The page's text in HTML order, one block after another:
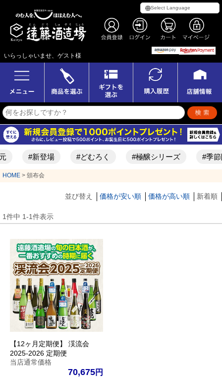
いらっしゃいませ、ゲスト様
#新登場 #どむろく #極醸シリーズ #季節
HOME 頒布会
並び替え 価格が安い順 価格が高い順 新着順
1件中 1-1件表示
【12ヶ月定期便】 渓流会
2025-2026 定期便
当店通常価格
70,675